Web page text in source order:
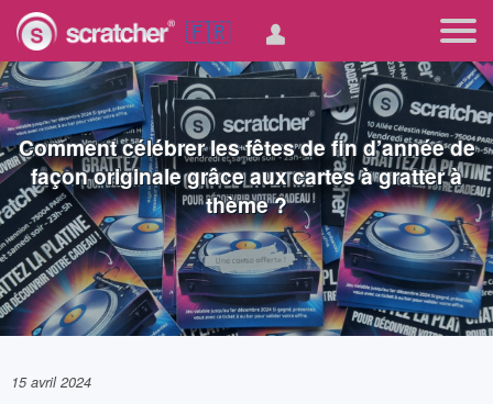
🇫🇷
Comment célébrer les fêtes de fin d’année de
façon originale grâce aux cartes à gratter à
thème ?
15 avril 2024